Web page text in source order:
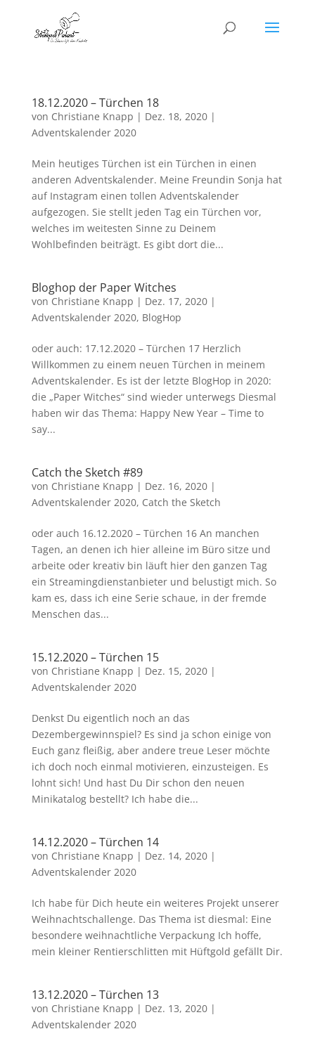
18.12.2020 – Türchen 18
von Christiane Knapp | Dez. 18, 2020|
Adventskalender 2020
Mein heutiges Türchen ist ein Türchen in einen
anderen Adventskalender. Meine Freundin Sonja hat
auf Instagram einen tollen Adventskalender
aufgezogen. Sie stellt jeden Tag ein Türchen vor,
welches im weitesten Sinne zu Deinem
Wohlbefinden beiträgt. Es gibt dort die...
Bloghop der Paper Witches
von Christiane Knapp | Dez. 17, 2020|
Adventskalender 2020, BlogHop
oder auch: 17.12.2020 – Türchen 17 Herzlich
Willkommen zu einem neuen Türchen in meinem
Adventskalender. Es ist der letzte BlogHop in 2020:
die „Paper Witches“ sind wieder unterwegs Diesmal
haben wir das Thema: Happy New Year – Time to
say...
Catch the Sketch #89
von Christiane Knapp | Dez. 16, 2020|
Adventskalender 2020, Catch the Sketch
oder auch 16.12.2020 – Türchen 16 An manchen
Tagen, an denen ich hier alleine im Büro sitze und
arbeite oder kreativ bin läuft hier den ganzen Tag
ein Streamingdienstanbieter und belustigt mich. So
kam es, dass ich eine Serie schaue, in der fremde
Menschen das...
15.12.2020 – Türchen 15
von Christiane Knapp | Dez. 15, 2020|
Adventskalender 2020
Denkst Du eigentlich noch an das
Dezembergewinnspiel? Es sind ja schon einige von
Euch ganz fleißig, aber andere treue Leser möchte
ich doch noch einmal motivieren, einzusteigen. Es
lohnt sich! Und hast Du Dir schon den neuen
Minikatalog bestellt? Ich habe die...
14.12.2020 – Türchen 14
von Christiane Knapp | Dez. 14, 2020|
Adventskalender 2020
Ich habe für Dich heute ein weiteres Projekt unserer
Weihnachtschallenge. Das Thema ist diesmal: Eine
besondere weihnachtliche Verpackung Ich hoffe,
mein kleiner Rentierschlitten mit Hüftgold gefällt Dir.
13.12.2020 – Türchen 13
von Christiane Knapp | Dez. 13, 2020|
Adventskalender 2020